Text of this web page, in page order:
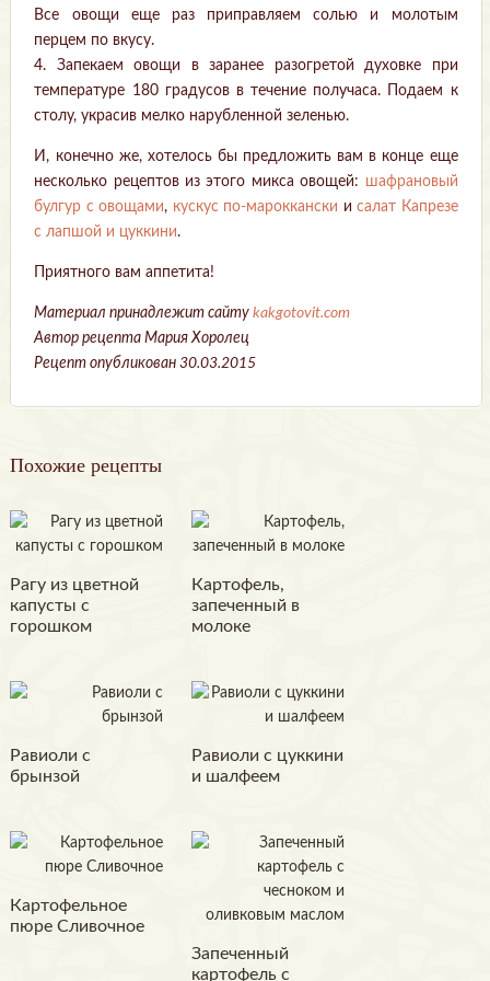
Все овощи еще раз приправляем солью и молотым
перцем по вкусу.
4. Запекаем овощи в заранее разогретой духовке при
температуре 180 градусов в течение получаса. Подаем к
столу, украсив мелко нарубленной зеленью.
И, конечно же, хотелось бы предложить вам в конце еще
несколько рецептов из этого микса овощей: шафрановый
булгур с овощами, кускус по-мароккански исалат Капрезе
с лапшой и цуккини.
Приятного вам аппетита!
Материал принадлежит сайтуkakgotovit.com
Автор рецепта Мария Хоролец
Рецепт опубликован 30.03.2015
Похожие рецепты
Рагу из цветной
капусты с
горошком
Картофель,
запеченный в
молоке
Равиоли с
брынзой
Равиоли с цуккини
и шалфеем
Картофельное
пюре Сливочное
Запеченный
картофель с